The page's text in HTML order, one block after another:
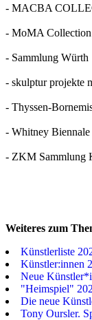
- MACBA
- MoMA Collection
- Sammlung Würth
- skulptur projekte
- Thyssen-
- Whitney Biennale
- ZKM Sammlung
Weiteres zum
Künstlerliste
Künstler:innen
Neue
"Heimspiel"
Die neue
Tony Oursler.